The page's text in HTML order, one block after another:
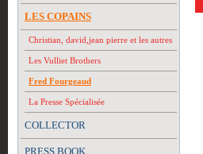
LES COPAINS
Christian, david,jean pierre et les autres
Les Vulliet Brothers
Fred Fourgeaud
La Presse Spécialisée
COLLECTOR
PRESS BOOK